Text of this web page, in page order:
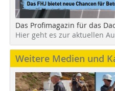
Das Profimagazin für das
Hier geht es zur aktuellen
Weitere Medien und